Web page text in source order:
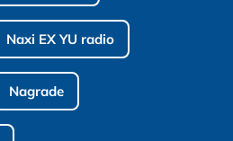
Naxi EX YU radio
Nagrade